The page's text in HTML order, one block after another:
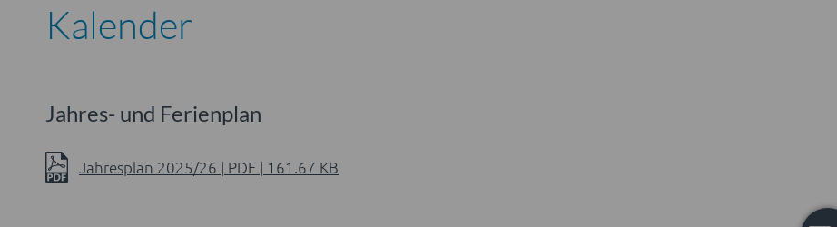
Kalender
Jahres- und Ferienplan
Jahresplan 2025/26 | PDF | 161.67 KB